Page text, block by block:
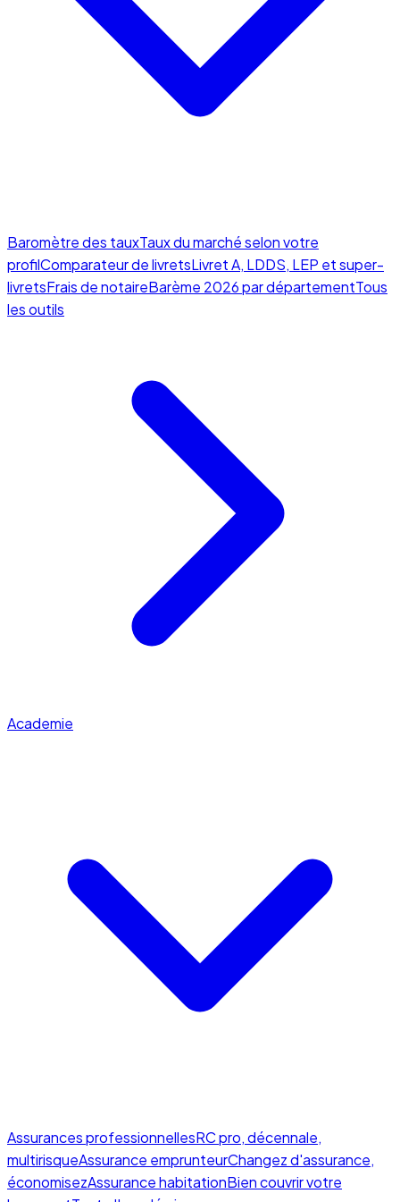
Baromètre des tauxTaux du marché selon votre
profilComparateur de livretsLivret A, LDDS, LEP et super-
livretsFrais de notaireBarème 2026 par départementTous
les outils
Academie
Assurances professionnellesRC pro, décennale,
multirisqueAssurance emprunteurChangez d'assurance,
économisezAssurance habitationBien couvrir votre